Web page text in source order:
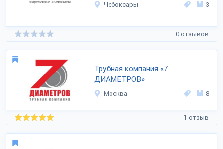
Чебоксары 3
0 отзывов
Трубная компания «7
ДИАМЕТРОВ»
Москва 8
1 отзыв